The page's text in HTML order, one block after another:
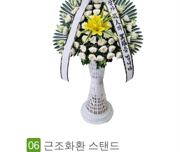
06 근조화환 스탠드